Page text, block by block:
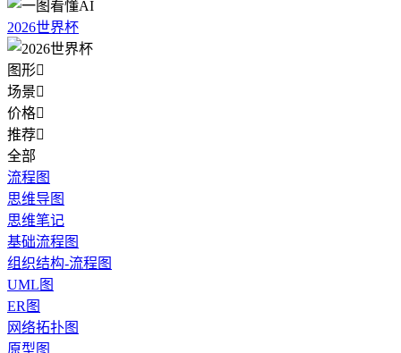
2026世界杯
图形
场景
价格
推荐
全部
流程图
思维导图
思维笔记
基础流程图
组织结构-流程图
UML图
ER图
网络拓扑图
原型图